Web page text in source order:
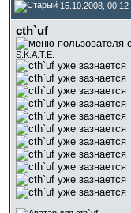
15.10.2008, 00:12
cth`uf
S.K.A.T.E.